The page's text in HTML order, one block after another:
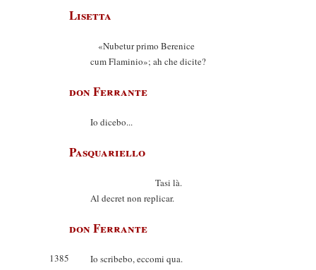
Lisetta
«Nubetur primo Berenice
cum Flaminio»; ah che dicite?
don Ferrante
Io dicebo...
Pasquariello
Tasi là.
Al decret non replicar.
don Ferrante
1385 Io scribebo, eccomi qua.